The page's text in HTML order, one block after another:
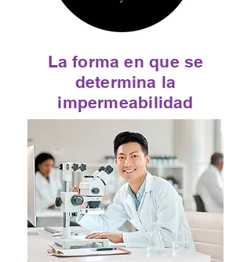
La forma en que se
determina la
impermeabilidad